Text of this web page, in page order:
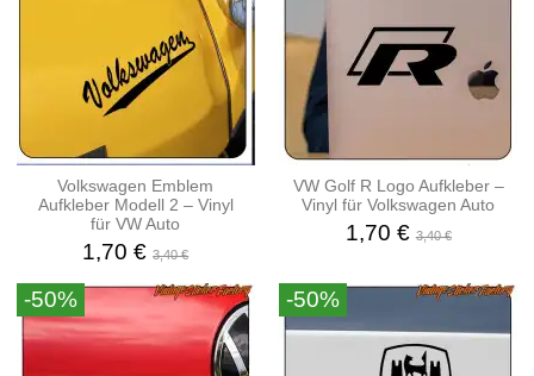
Volkswagen Emblem
Aufkleber Modell 2 – Vinyl
für VW Auto
1,70 €3,40 €
VW Golf R Logo Aufkleber –
Vinyl für Volkswagen Auto
1,70 €3,40 €
-50% -50%